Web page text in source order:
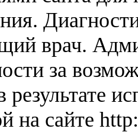
врач.
за
результате
на сайте